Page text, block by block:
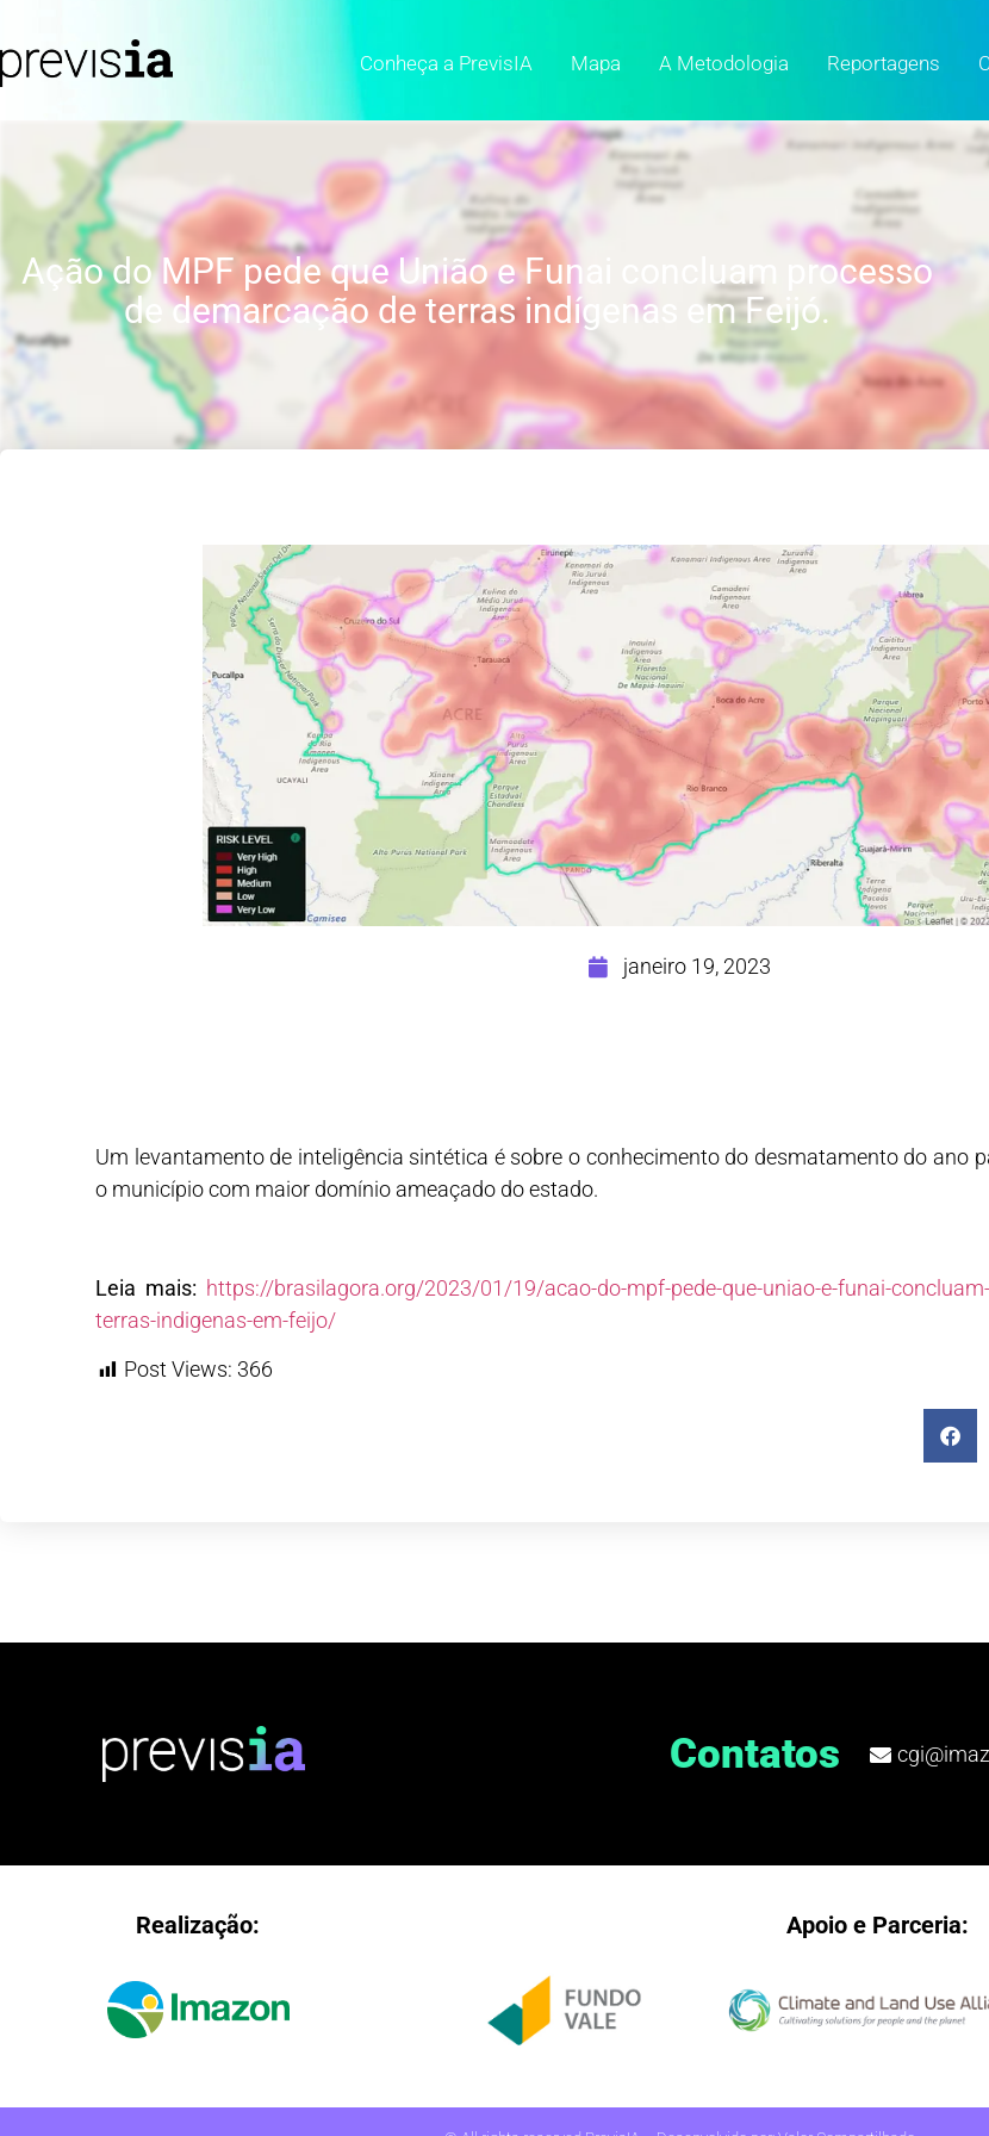
Conheça a PrevisIA Mapa A Metodologia Reportagens
Ação do MPF pede que União e Funai concluam processo
de demarcação de terras indígenas em Feijó.
janeiro 19, 2023
Um levantamento de inteligência sintética é sobre o conhecimento do desmatamento do ano
o município com maior domínio ameaçado do estado.
Leia mais: https://brasilagora.org/2023/01/19/acao-do-mpf-pede-que-uniao-e-funai-
terras-indigenas-em-feijo/
Post Views: 366
Contatos
Realização: Apoio e Parceria: